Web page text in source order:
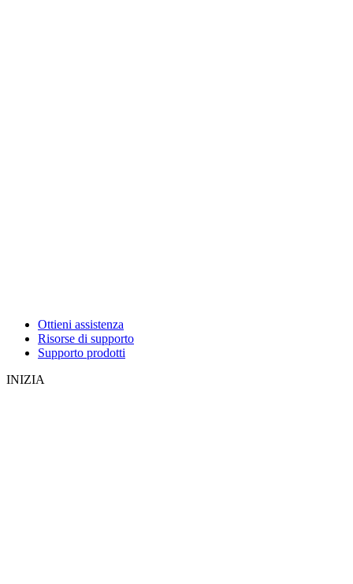
Ottieni assistenza
Risorse di supporto
Supporto prodotti
INIZIA